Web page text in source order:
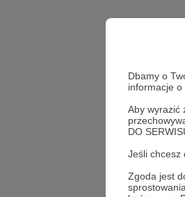
Dbamy o
informacje o
Aby wyrazić
DO
Jeśli chcesz
Zgoda jest